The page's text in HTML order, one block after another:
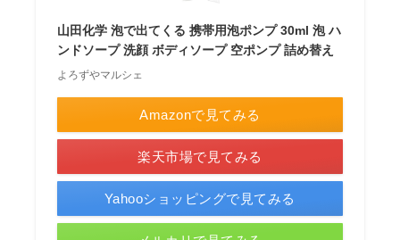
山田化学 泡で出てくる 携帯用泡ポンプ 30ml 泡 ハ
ンドソープ 洗顔 ボディソープ 空ポンプ 詰め替え
よろずやマルシェ
Amazonで見てみる
楽天市場で見てみる
Yahooショッピングで見てみる